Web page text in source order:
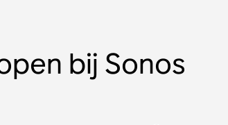
bij Sonos